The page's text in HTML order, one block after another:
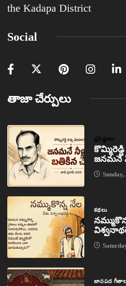
the Kadapa District
Social
తాజా చేర్పులు
ప్రసిద్ధులు
జనమనే
కథలు
జానపద